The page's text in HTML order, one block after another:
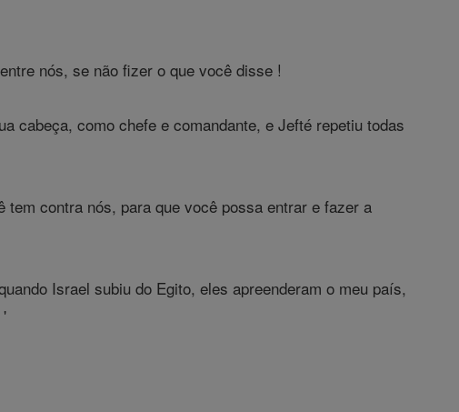
nós, se não fizer o que você disse !
cabeça, como chefe e comandante, e Jefté repetiu todas
contra nós, para que você possa entrar e fazer a
Israel subiu do Egito, eles apreenderam o meu país,
'